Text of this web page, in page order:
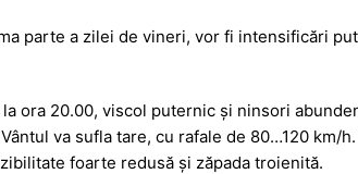
parte a zilei de vineri, vor fi intensificări
ora 20.00, viscol puternic şi ninsori
va sufla tare, cu rafale de 80…120 km/
foarte redusă şi zăpada troienită.